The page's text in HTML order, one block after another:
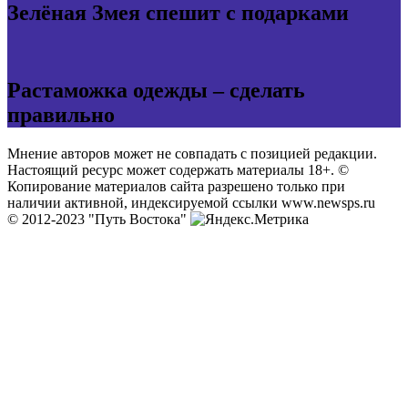
Зелёная Змея спешит с подарками
Растаможка одежды – сделать
правильно
Мнение авторов может не совпадать с позицией редакции.
Настоящий ресурс может содержать материалы 18+. ©
Копирование материалов сайта разрешено только при
наличии активной, индексируемой ссылки www.newsps.ru
© 2012-2023 "Путь Востока"